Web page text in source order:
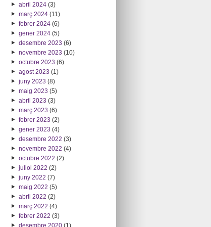
abril 2024(3)
març 2024(11)
febrer 2024(6)
gener 2024(5)
desembre 2023 (6)
novembre 2023 (10)
octubre 2023 (6)
agost 2023 (1)
juny 2023 (8)
maig 2023 (5)
abril 2023 (3)
març 2023 (6)
febrer 2023 (2)
gener 2023 (4)
desembre 2022 (3)
novembre 2022 (4)
octubre 2022 (2)
juliol 2022 (2)
juny 2022 (7)
maig 2022 (5)
abril 2022 (2)
març 2022 (4)
febrer 2022 (3)
desembre 2020(1)